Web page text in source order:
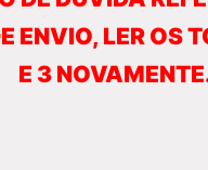
ENVIO, LER OS
E 3